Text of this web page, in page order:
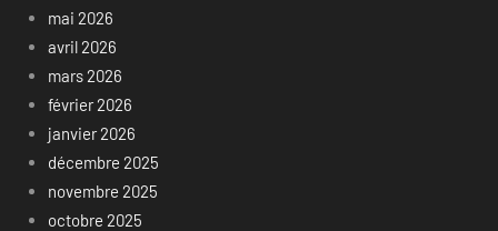
mai 2026
avril 2026
mars 2026
février 2026
janvier 2026
décembre 2025
novembre 2025
octobre 2025